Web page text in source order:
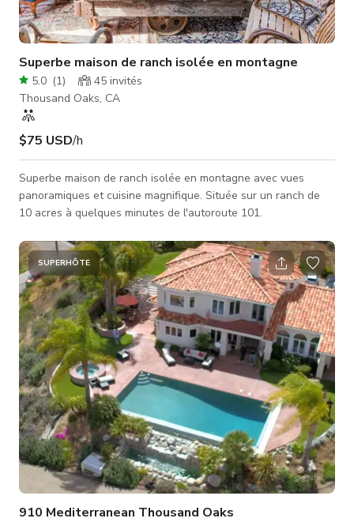
Superbe maison de ranch isolée en montagne
5.0 (1) 45 invités
Thousand Oaks, CA
$75 USD/h
Superbe maison de ranch isolée en montagne avec vues
panoramiques et cuisine magnifique. Située sur un ranch de
10 acres à quelques minutes de l'autoroute 101.
SUPERHÔTE
910 Mediterranean Thousand Oaks